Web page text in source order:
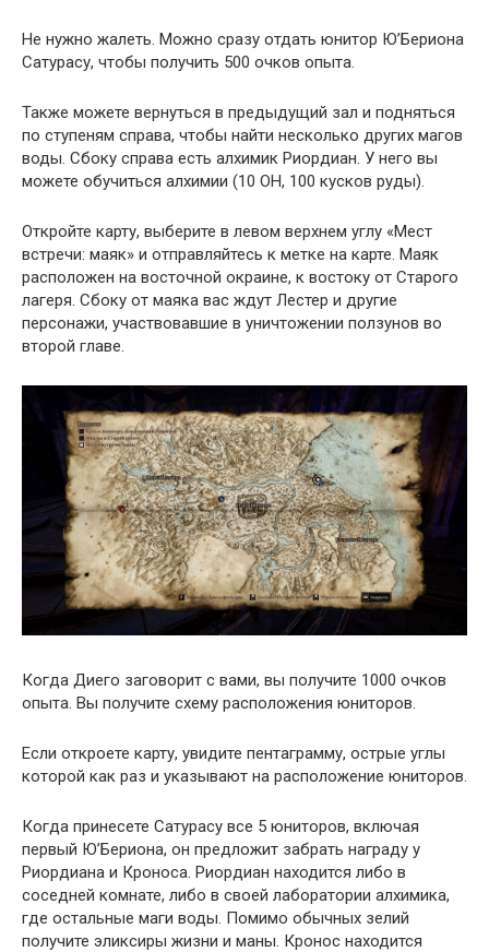
Не нужно жалеть. Можно сразу отдать юнитор Ю’Бериона
Сатурасу, чтобы получить 500 очков опыта.
Также можете вернуться в предыдущий зал и подняться
по ступеням справа, чтобы найти несколько других магов
воды. Сбоку справа есть алхимик Риордиан. У него вы
можете обучиться алхимии (10 ОН, 100 кусков руды).
Откройте карту, выберите в левом верхнем углу «Мест
встречи: маяк» и отправляйтесь к метке на карте. Маяк
расположен на восточной окраине, к востоку от Старого
лагеря. Сбоку от маяка вас ждут Лестер и другие
персонажи, участвовавшие в уничтожении ползунов во
второй главе.
Когда Диего заговорит с вами, вы получите 1000 очков
опыта. Вы получите схему расположения юниторов.
Если откроете карту, увидите пентаграмму, острые углы
которой как раз и указывают на расположение юниторов.
Когда принесете Сатурасу все 5 юниторов, включая
первый Ю’Бериона, он предложит забрать награду у
Риордиана и Кроноса. Риордиан находится либо в
соседней комнате, либо в своей лаборатории алхимика,
где остальные маги воды. Помимо обычных зелий
получите эликсиры жизни и маны. Кронос находится